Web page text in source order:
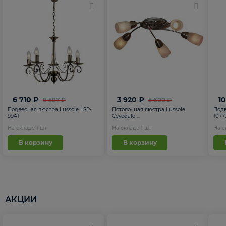
9 587 ₽
6 710 ₽
Подвесная люстра Lussole LSP-
9941
На складе 1 шт
В корзину
5 600 ₽
3 920 ₽
Потолочная люстра Lussole
Cevedale ...
На складе 1 шт
В корзину
На
АКЦИИ